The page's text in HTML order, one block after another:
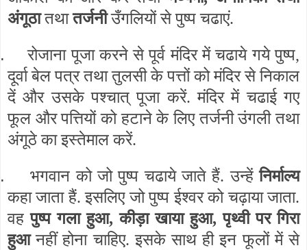
अंगूठातथातर्जनीउँगलियों से पुष्प चढाएं.
रोजाना पूजा करने से पूर्व मंदिर में चढाये गये पुष्प,
दूर्वा बेल पत्र तथा तुलसी के पत्तों को मंदिर से निकाल
दें और उसके पश्चात् पूजा करें. मंदिर में चढाई गए
फूल और पत्तियों को हटाने के लिए तर्जनी उंगली तथा
अंगूठे का इस्तेमाल करें.
भगवान को जो पुष्प चढाये जाते हैं. उन्हेंनिर्माल्य
कहा जाता हैं. इसलिए जो पुष्प ईश्वर को चढ़ाया जाता.
वहपुष्प गला हुआ, कीड़ा खाया हुआ, पृथ्वी पर गिरा
हुआनहीं होना चाहिए. इसके साथ ही इन फूलों में से